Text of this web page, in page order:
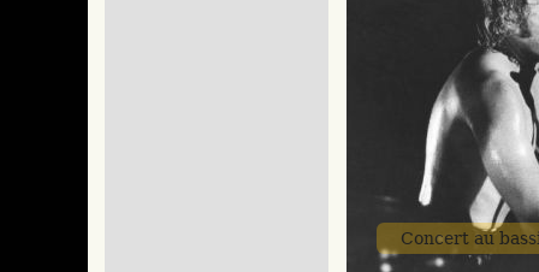
Concert au